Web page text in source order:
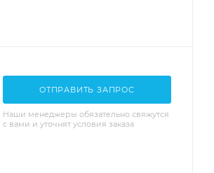
ОТПРАВИТЬ ЗАПРОС
Наши менеджеры обязательно свяжутся
с вами и уточнят условия заказа